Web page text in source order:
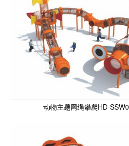
动物主题网绳攀爬HD-SSW0